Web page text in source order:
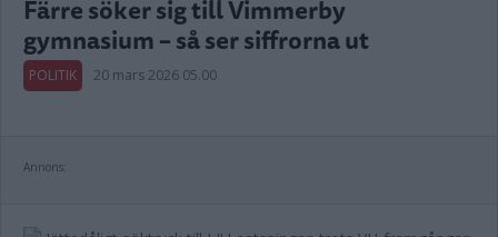
Färre söker sig till Vimmerby
gymnasium – så ser siffrorna ut
POLITIK 20 mars 2026 05.00
Annons: